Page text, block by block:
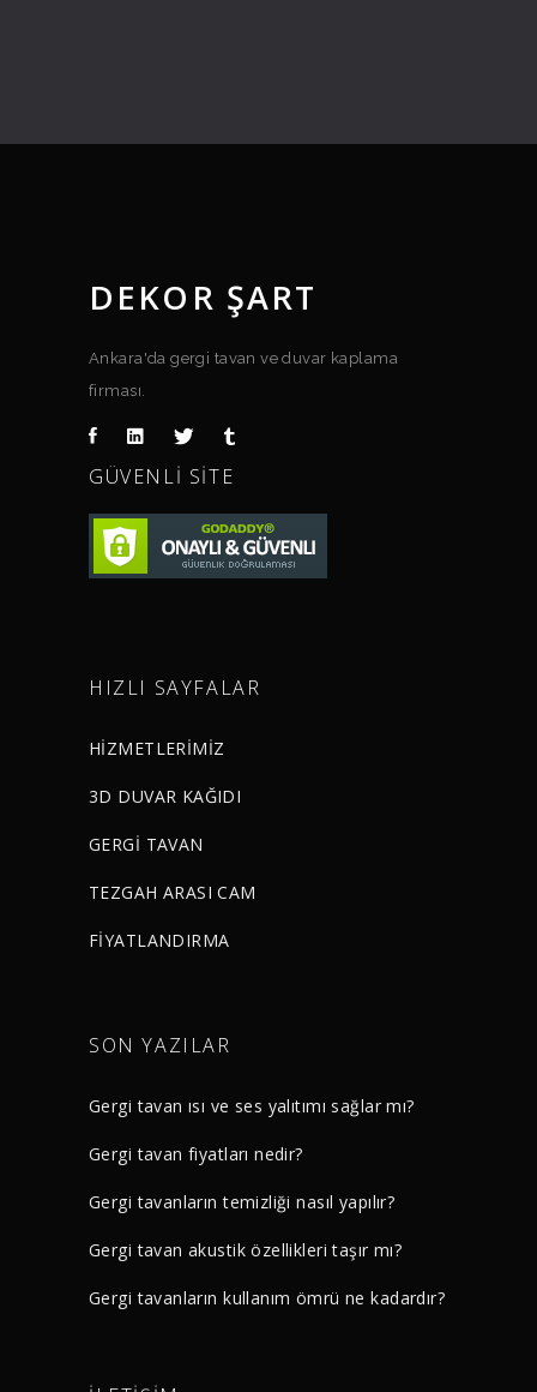
DEKOR ŞART
Ankara'da gergi tavan ve duvar kaplama
firması.
GÜVENLI SITE
HIZLI SAYFALAR
HİZMETLERİMİZ
3D DUVAR KAĞIDI
GERGİ TAVAN
TEZGAH ARASI CAM
FİYATLANDIRMA
SON YAZILAR
Gergi tavan ısı ve ses yalıtımı sağlar mı?
Gergi tavan fiyatları nedir?
Gergi tavanların temizliği nasıl yapılır?
Gergi tavan akustik özellikleri taşır mı?
Gergi tavanların kullanım ömrü ne kadardır?